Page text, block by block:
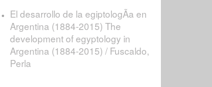
El desarrollo de la egiptologÃ­a en
Argentina (1884-2015) The
development of egyptology in
Argentina (1884-2015) / Fuscaldo,
Perla